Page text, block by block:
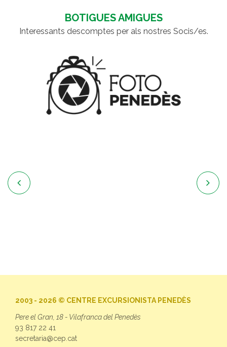
BOTIGUES AMIGUES
Interessants descomptes per als nostres Socis/es.
 
2003 - 2026 © CENTRE EXCURSIONISTA PENEDÈS
Pere el Gran, 18 - Vilafranca del Penedès
93 817 22 41
secretaria@cep.cat